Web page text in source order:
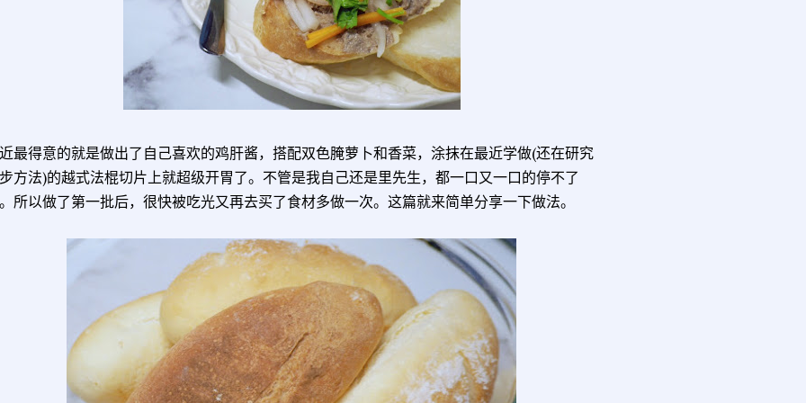
最得意的就是做出了自己喜欢的鸡肝酱，搭配双色腌萝卜和香菜，涂抹在最近学做(还在研究
方法)的越式法棍切片上就超级开胃了。不管是我自己还是里先生，都一口又一口的停不了
所以做了第一批后，很快被吃光又再去买了食材多做一次。这篇就来简单分享一下做法。